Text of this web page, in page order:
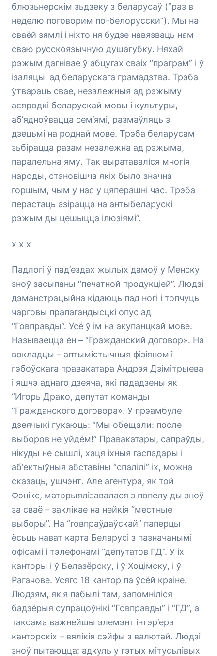
блюзьнерскім зьдзеку з беларусаў (“раз в
неделю поговорим по-белорусски”). Мы на
сваёй зямлі і ніхто ня будзе навязваць нам
сваю русскоязычную душагубку. Няхай
рэжым дагнівае ў абцугах сваіх “праграм” і ў
ізаляцыі ад беларускага грамадзтва. Трэба
ўтвараць свае, незалежныя ад рэжыму
асяродкі беларускай мовы і культуры,
аб’ядноўвацца сем’ямі, размаўляць з
дзецьмі на роднай мове. Трэба беларусам
зьбірацца разам незалежна ад рэжыма,
паралельна яму. Так выратаваліся многія
народы, становішча якіх было значна
горшым, чым у нас у цяперашні час. Трэба
перастаць азірацца на антыбеларускі
рэжым ды цешыцца ілюзіямі”.
х х х
Падлогі ў пад’ездах жылых дамоў у Менску
зноў засыпаны “печатной продукціей”. Людзі
дэманстрацыйна кідаюць пад ногі і топчуць
чарговы прапагандысцкі опус ад
“Говправды”. Усё ў ім на акупанцкай мове.
Называецца ён – “Гражданский договор». На
вокладцы – аптымістычныя фізіяноміі
гэбоўскага правакатара Андрэя Дзімітрыева
і яшчэ аднаго дзеяча, які пададзены як
“Игорь Драко, депутат команды
“Гражданского договора». У прэамбуле
дзеячыкі гукаюць: “Мы обещали: после
выборов не уйдём!” Правакатары, сапраўды,
нікуды не сышлі, хаця іхныя гаспадары і
аб’ектыўныя абставіны “спалілі” іх, можна
сказаць, ушчэнт. Але агентура, як той
Фэнікс, матэрыялізавалася з попелу ды зноў
за сваё – заклікае на нейкія “местные
выборы”. На “говпраўдаўскай” паперцы
ёсьць нават карта Беларусі з пазначанымі
офісамі і тэлефонамі “депутатов ГД”. У іх
канторы і ў Белазёрску, і ў Хоцімску, і ў
Рагачове. Усяго 18 кантор па ўсёй краіне.
Людзям, якія пабылі там, запомніліся
бадзёрыя супрацоўнікі “Говправды” і “ГД”, а
таксама важнейшы элемэнт інтэр’ера
канторскіх – вялікія сэйфы з валютай. Людзі
зноў пытаюцца: адкуль у гэтых мітусьлівых